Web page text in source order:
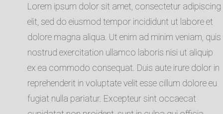
Lorem ipsum dolor sit amet, consectetur adipiscing
elit, sed do eiusmod tempor incididunt ut labore et
dolore magna aliqua. Ut enim ad minim veniam, quis
nostrud exercitation ullamco laboris nisi ut aliquip
ex ea commodo consequat. Duis aute irure dolor in
reprehenderit in voluptate velit esse cillum dolore eu
fugiat nulla pariatur. Excepteur sint occaecat